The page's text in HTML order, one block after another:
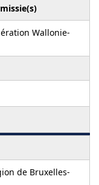
Wallonie-
de Bruxelles-